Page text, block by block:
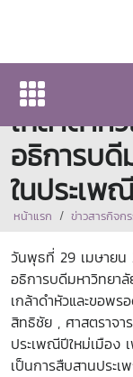
ผู้บริหาร
เกล้าดำหั
อธิการบดี
ในประเพ
หน้าแรก ข่าวสารกิจก
วันพุธที่ 29 เมษายน
อธิการบดีมหาวิทยา
เกล้าดำหัวและขอพ
สิทธิชัย , ศาสตราจ
ประเพณีปีใหม่เมือง
เป็นการสืบสานประ